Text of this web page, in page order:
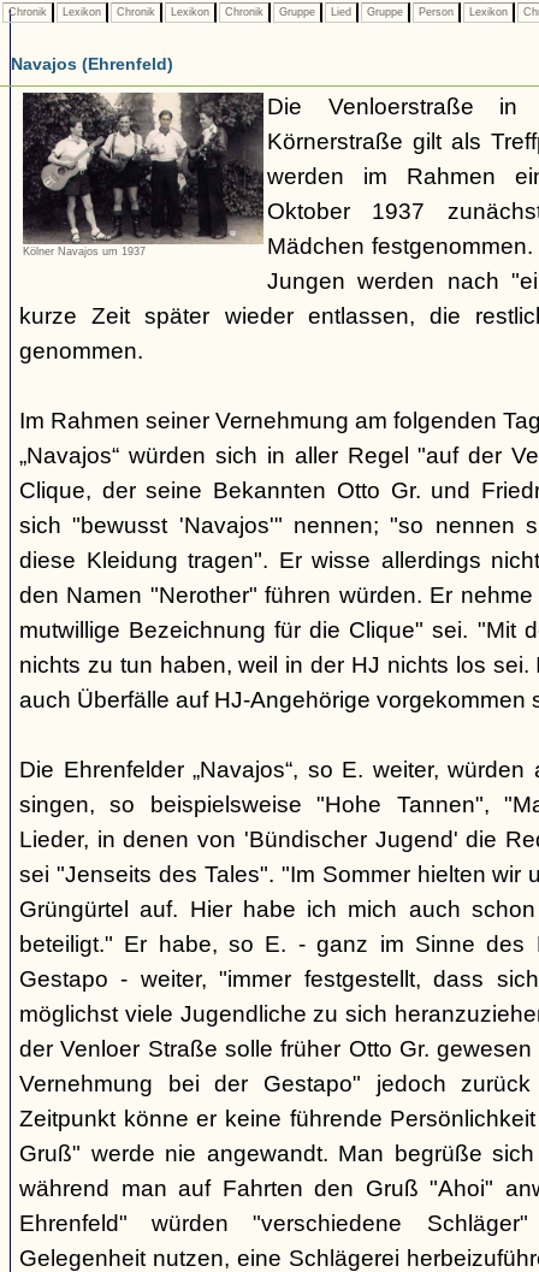
Chronik Lexikon Chronik Lexikon Chronik Gruppe Lied Gruppe Person Lexikon
Navajos (Ehrenfeld)
Kölner Navajos um 1937
Die Venloerstraße
Körnerstraße gilt als
werden im Rahmen
Oktober 1937
Mädchen
Jungen werden nach
kurze Zeit später wieder entlassen, die
genommen.
Im Rahmen seiner Vernehmung am folgenden
„Navajos“ würden sich in aller Regel "auf der
Clique, der seine Bekannten Otto Gr. und
sich "bewusst 'Navajos'" nennen; "so nennen
diese Kleidung tragen". Er wisse allerdings
den Namen "Nerother" führen würden. Er
mutwillige Bezeichnung für die Clique" sei. "Mit
nichts zu tun haben, weil in der HJ nichts los
auch Überfälle auf HJ-Angehörige vorgekommen
Die Ehrenfelder „Navajos“, so E. weiter,
singen, so beispielsweise "Hohe Tannen",
Lieder, in denen von 'Bündischer Jugend' die
sei "Jenseits des Tales". "Im Sommer hielten wir
Grüngürtel auf. Hier habe ich mich auch
beteiligt." Er habe, so E. - ganz im Sinne des
Gestapo - weiter, "immer festgestellt, dass
möglichst viele Jugendliche zu sich
der Venloer Straße solle früher Otto Gr.
Vernehmung bei der Gestapo" jedoch
Zeitpunkt könne er keine führende
Gruß" werde nie angewandt. Man begrüße
während man auf Fahrten den Gruß "Ahoi"
Ehrenfeld" würden "verschiedene
Gelegenheit nutzen, eine Schlägerei